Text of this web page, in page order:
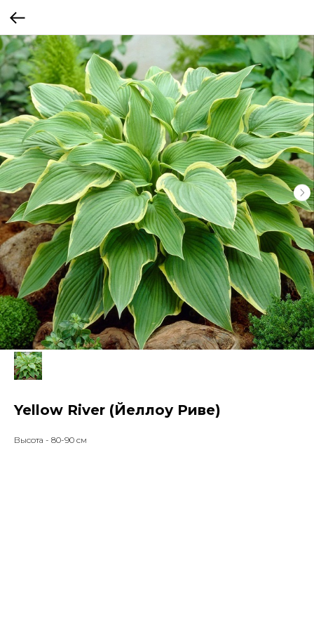
Yellow River (Йеллоу Риве)
Высота - 80-90 см